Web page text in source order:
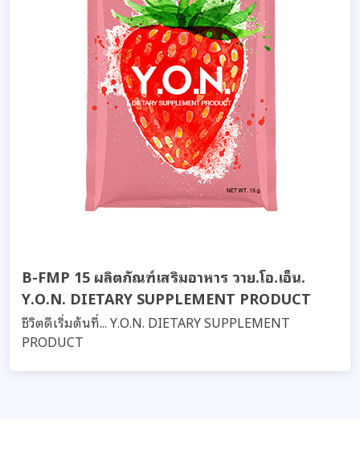
B-FMP 15 ผลิตภัณฑ์เสริมอาหาร วาย.โอ.เอ็น.
Y.O.N. DIETARY SUPPLEMENT PRODUCT
ชีวิตดีเริ่มต้นที่... Y.O.N. DIETARY SUPPLEMENT
PRODUCT